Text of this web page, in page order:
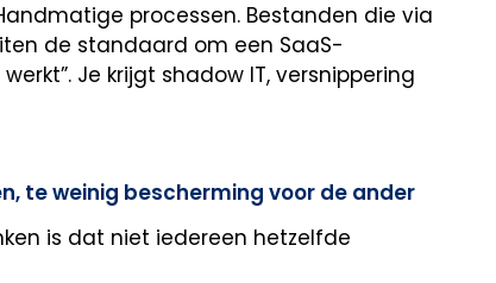
processen. Bestanden die via
de standaard om een SaaS-
Je krijgt shadow IT, versnippering
te weinig bescherming voor de ander
is dat niet iedereen hetzelfde